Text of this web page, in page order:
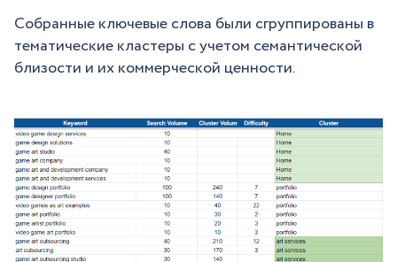
Собранные ключевые слова были сгруппированы в
тематические кластеры с учетом семантической
близости и их коммерческой ценности.